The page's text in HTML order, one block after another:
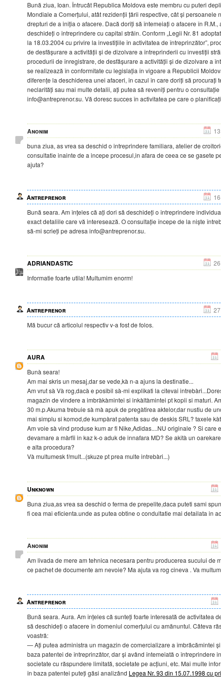
Bună ziua, Ioan. Întrucât Republica Moldova este membru cu puteri
Mondiale a Comerțului, atât rezidenții țării respective, cât și persoanele
drepturi de a iniția o afacere. Dacă doriți să întemeiați o afacere în R.M.,
deschideți o întreprindere cu capital străin. Conform „Legii Nr. 81
la 18.03.2004 cu privire la investițiile în activitatea de întreprinzător”,
de desfășurare a activității și de dizolvare a întreprinderii cu investiții
procedurii de înregistrare, de desfășurare a activității și de dizolvare a
se realizează în conformitate cu legislația în vigoare a Republicii
diferențe la deschiderea unei afaceri, în cazul în care doriți să procurați
neclarități sau mai multe detalii, ați putea să reveniți pentru o
info@antreprenor.su. Vă doresc succes în activitatea pe care o
Anonim
buna ziua, as vrea sa deschid o intreprindere familiara, atelier de
consultatie inainte de a incepe procesul,in afara de ceea ce se gasete
ajuta?
Antreprenor
Bună seara. Am înțeles că ați dori să deschideți o întreprindere
exact detaliile care vă interesează. O consultație începe de la niște
să-mi scrieți pe adresa info@antreprenor.su.
ADRIANDASTIC
Informatie foarte utila! Multumim enorm!
Antreprenor
Mă bucur că articolul respectiv v-a fost de folos.
AURA
Bunà seara!
Am mai skris un mesaj,dar se vede,kà n-a ajuns la destinatie...
Am vrut sà Và rog,dacà e posibil sà-mi explikati la citevai
magazin de vindere a imbràkàmintei si inkàltàmintei pt kopii si maturi.
30 m.p.Akuma trebuie sà mà apuk de pregàtirea aktelor,dar nustiu de
mai simplu si komod,de kumpàrat patenta sau de deskis SRL? taxele
Am voie sà vind produse kum ar fi Nike,Adidas....NU originale ? Si care
devamare a màrfii in kaz k-o aduk de innafara MD? Se akità un
e alta procedura?
Và multumesk f/mult...(skuze pt prea multe intrebàri...)
Unknown
Buna ziua,as vrea sa deschid o ferma de prepelite,daca puteti sami
fi cea mai eficienta.unde as putea obtine o condultatie mai detailata in
Anonim
Am livada de mere am tehnica necesara pentru producerea sucului de
ce pachet de documente am nevoie? Ma ajuta va rog cineva . Va
Antreprenor
Bună seara. Aura. Am înțeles că sunteți foarte interesată de activitatea
să deschideți o afacere în domeniul comerțului cu amănuntul. Câteva
voastră:
— Ați putea administra un magazin de comercializare a îmbrăcămintei
baza patentei de întreprinzător, dar și având întemeiată o întreprindere
societate cu răspundere limitată, societate pe acțiuni, etc. Mai multe
în baza patentei puteți găsi analizând Legea Nr. 93 din 15.07.1998 cu